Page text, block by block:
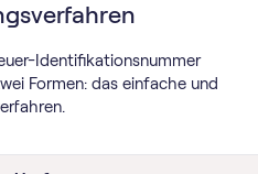
Identifikationsnummer
Formen: das einfache und